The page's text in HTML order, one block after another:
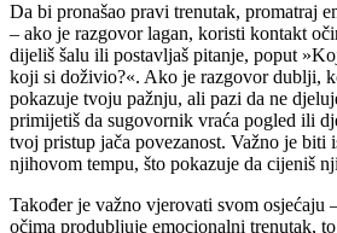
Da bi pronašao pravi trenutak, promatraj
– ako je razgovor lagan, koristi kontakt
dijeliš šalu ili postavljaš pitanje, poput
koji si doživio?«. Ako je razgovor dublji,
pokazuje tvoju pažnju, ali pazi da ne
primijetiš da sugovornik vraća pogled ili
tvoj pristup jača povezanost. Važno je biti
njihovom tempu, što pokazuje da cijeniš
Također je važno vjerovati svom osjećaju
očima produbljuje emocionalni trenutak,